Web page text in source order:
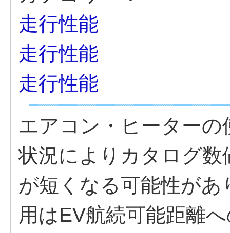
走行性能
走行性能
走行性能
エアコン・ヒーター
状況によりカタログ数
が短くなる可能性が
用はEV航続可能距離